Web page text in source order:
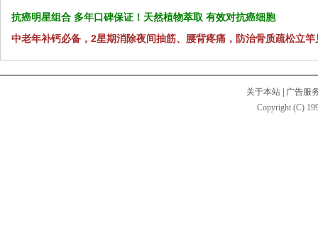
抗癌明星组合 多年口碑保证！天然植物萃取 有效对抗癌细胞
中老年补钙必备，2星期消除夜间抽筋、腰背疼痛，防治骨质疏松立竿
关于本站
广告服
Copyright (C)